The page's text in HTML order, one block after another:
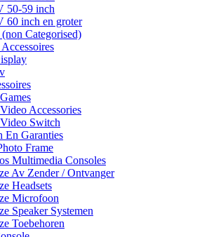
50-59 inch
60 inch en groter
Categorised)
Accessories
Switch
En Garanties
Frame
Multimedia Consoles
Av Zender / Ontvanger
Headsets
Microfoon
Speaker Systemen
Toebehoren